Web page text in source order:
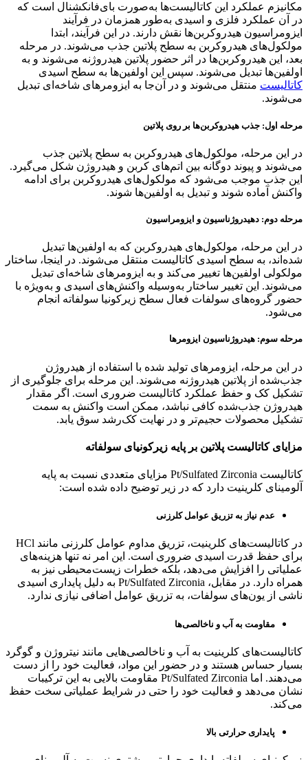
مکانیزم عملکرد این کاتالیست‌ها به‌صورت بای‌فانکشنال است که
در آن عملکرد فلزی و اسیدی به‌طور همزمان در فرآیند
ایزومراسیون هیدروکربن‌ها نقش دارند. در این فرآیند، ابتدا
مولکول‌های هیدروکربن به سطح پلاتین جذب می‌شوند. در مرحله
بعد، این هیدروکربن‌ها در اثر حضور پلاتین هیدروژنه می‌شوند و به
اولفین‌ها تبدیل می‌شوند. سپس این اولفین‌ها به سطح اسیدی
کاتالیست منتقل می‌شوند و در آن‌جا به ایزومرهای شاخه‌ای تبدیل
می‌شوند.
مرحله اول: جذب هیدروکربن‌ها بر روی پلاتین
در این مرحله، مولکول‌های هیدروکربن به سطح پلاتین جذب
می‌شوند و پیوند دوگانه بین اتم‌های کربن و هیدروژن شکل می‌گیرد.
این جذب موجب می‌شود که مولکول‌های هیدروکربن برای ادامه
واکنش آماده شوند و تبدیل به اولفین‌ها شوند.
مرحله دوم: د‌هیدروژناسیون و ایزومراسیون
در این مرحله، مولکول‌های هیدروکربن که به اولفین‌ها تبدیل
شده‌اند، به سطح اسیدی کاتالیست منتقل می‌شوند. در اینجا، ساختار
مولکولی اولفین‌ها تغییر می‌کند و به ایزومرهای شاخه‌ای تبدیل
می‌شوند. این تغییر ساختار به‌وسیله واکنش‌های اسیدی و به‌ویژه با
حضور گروه‌های سولفات فعال سطح زیرکونیا سولفاته انجام
می‌شود.
مرحله سوم: هیدروژناسیون ایزومرها
در این مرحله، ایزومرهای تولید شده با استفاده از هیدروژن
جذب‌شده از پلاتین هیدروژنه می‌شوند. این مرحله برای جلوگیری از
تشکیل کک و حفظ عملکرد کاتالیست ضروری است. اگر مقدار
هیدروژن جذب‌شده کافی نباشد، ممکن است واکنش به سمت
تشکیل محصولات حجیم‌تر و در نهایت کک‌رشد سوق یابد.
مزایای کاتالیست پلاتین بر پایه زیرکونیای سولفاته
کاتالیست Pt/Sulfated Zirconia مزایای متعددی نسبت به پایه
آلومینای کلرینیت دارد که در زیر توضیح داده شده است:
عدم نیاز به تزریق عوامل کلرزنی
در کاتالیست‌های کلرینیت، تزریق مداوم عوامل کلرزنی مانند HCl
برای حفظ قدرت اسیدی ضروری است. این امر نه تنها هزینه‌های
عملیاتی را افزایش می‌دهد، بلکه خطرات زیست‌محیطی نیز به
همراه دارد. در مقابل، Pt/Sulfated Zirconia به دلیل پایداری اسیدی
ناشی از یون‌های سولفات، به تزریق عوامل اضافی نیازی ندارد.
مقاومت به آب و ناخالصی‌ها
کاتالیست‌های کلرینیت به آب و ناخالصی‌هایی مانند نیتروژن و گوگرد
بسیار حساس هستند و در حضور این مواد، فعالیت خود را از دست
می‌دهند. اما Pt/Sulfated Zirconia مقاومت بالایی به این ترکیبات
نشان می‌دهد و فعالیت خود را حتی در شرایط عملیاتی سخت حفظ
می‌کند.
پایداری حرارتی بالا